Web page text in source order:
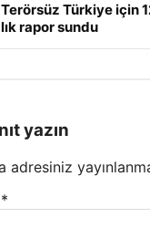
Terörsüz Türkiye için
rapor sundu
yazın
adresiniz
*